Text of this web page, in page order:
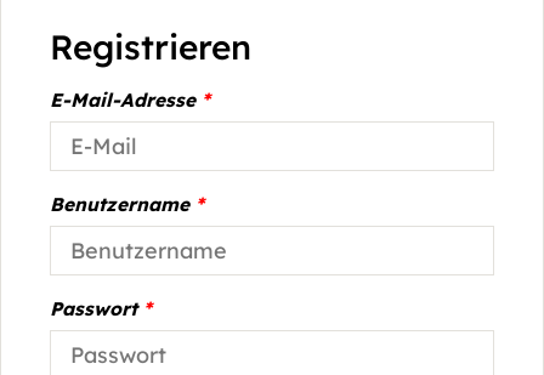
Registrieren
E-Mail-Adresse *
Benutzername *
Passwort *